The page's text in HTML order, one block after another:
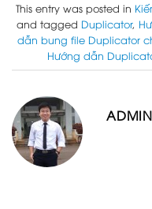
This entry was posted in
and tagged Duplicator,
dẫn bung file Duplicator
Hướng dẫn
ADMIN